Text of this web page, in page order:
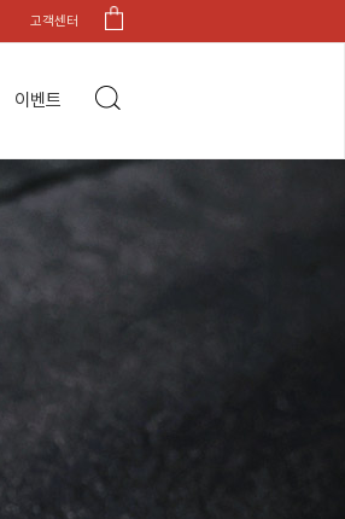
고객센터
이벤트